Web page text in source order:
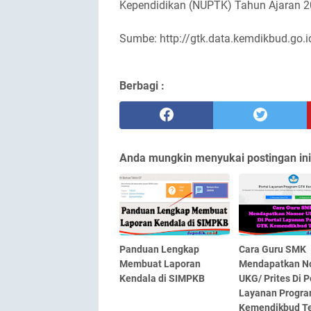
Kependidikan (NUPTK) Tahun Ajaran
Sumbe: http://
Berbagi :
Anda mungkin menyukai postingan
Panduan Lengkap
Membuat Laporan
Kendala di SIMPKB
Cara Guru SMK
Mendapatkan
UKG/ Prites Di
Layanan
Kemendikbud